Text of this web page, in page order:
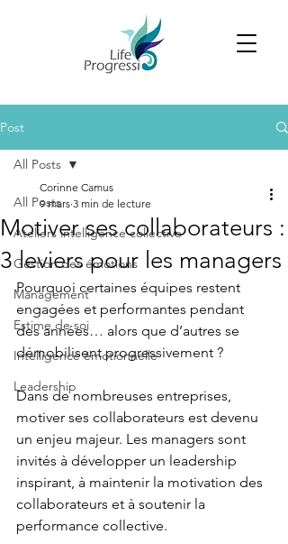
Post
All Posts
Ateliers intelligence collective
Gestion des émotions
Management
Estime de soi
Intelligence émotionnelle
Leadership
All Posts
Motiver ses collaborateurs :
3 leviers pour les managers
Corinne Camus
9 mars 3 min de lecture
Pourquoi certaines équipes restent
engagées et performantes pendant
des années… alors que d’autres se
démobilisent progressivement ?
Dans de nombreuses entreprises,
motiver ses collaborateurs est devenu
un enjeu majeur. Les managers sont
invités à développer un leadership
inspirant, à maintenir la motivation des
collaborateurs et à soutenir la
performance collective.